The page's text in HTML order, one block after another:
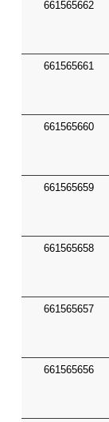
661565662
661565661
661565660
661565659
661565658
661565657
661565656